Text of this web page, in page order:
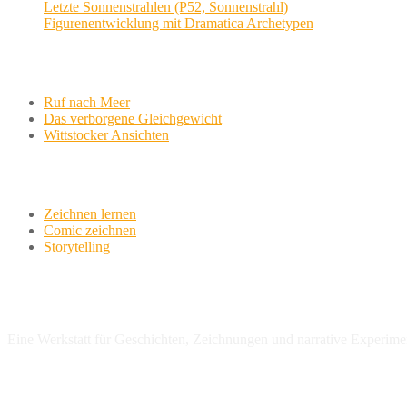
Letzte Sonnenstrahlen (P52, Sonnenstrahl)
Figurenentwicklung mit Dramatica Archetypen
Ruf nach Meer
Das verborgene Gleichgewicht
Wittstocker Ansichten
Zeichnen lernen
Comic zeichnen
Storytelling